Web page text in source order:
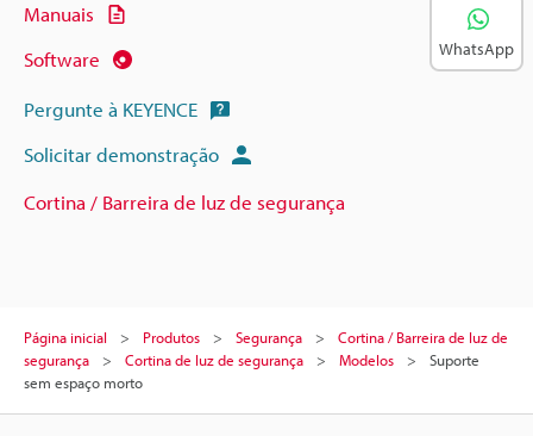
Manuais
Software
Pergunte à KEYENCE
Solicitar demonstração
Cortina / Barreira de luz de segurança
Página inicial Produtos Segurança
Cortina / Barreira de luz de
segurança
Cortina de luz de segurança Modelos
Suporte
sem espaço morto
WhatsApp